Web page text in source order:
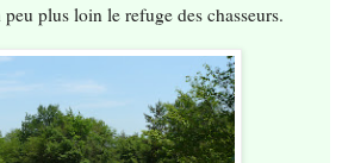
peu plus loin le refuge des chasseurs.